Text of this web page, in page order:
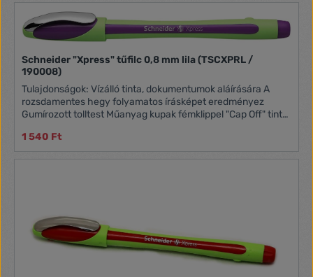
Schneider "Xpress" tűfilc 0,8 mm lila (TSCXPRL /
190008)
Tulajdonságok: Vízálló tinta, dokumentumok aláírására A
rozsdamentes hegy folyamatos írásképet eredményez
Gumírozott tolltest Műanyag kupak fémklippel "Cap Off" tinta:
mm Tinta színe: lila és árnyalatai
1 540 Ft